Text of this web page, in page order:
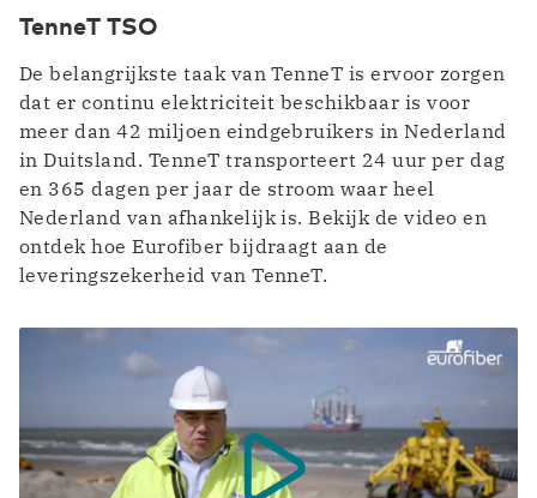
TenneT TSO
De belangrijkste taak van TenneT is ervoor zorgen
dat er continu elektriciteit beschikbaar is voor
meer dan 42 miljoen eindgebruikers in Nederland
in Duitsland. TenneT transporteert 24 uur per dag
en 365 dagen per jaar de stroom waar heel
Nederland van afhankelijk is. Bekijk de video en
ontdek hoe Eurofiber bijdraagt aan de
leveringszekerheid van TenneT.